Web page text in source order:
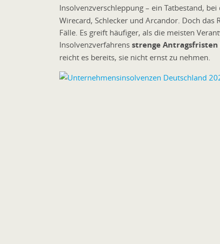
Insolvenzverschleppung – ein Tatbestand,
Wirecard, Schlecker und Arcandor. Doch
Fälle. Es greift häufiger, als die meisten
Insolvenzverfahrens strenge Antragsfristen
reicht es bereits, sie nicht ernst zu nehmen.